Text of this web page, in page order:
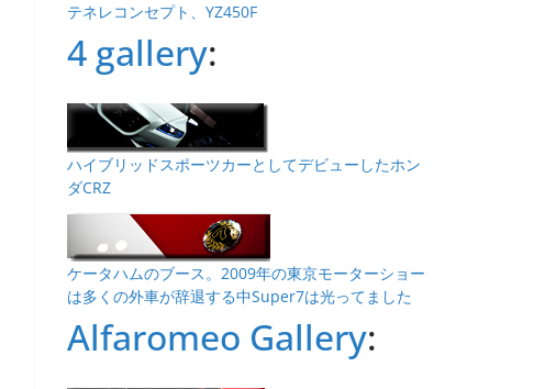
テネレコンセプト、YZ450F
4 gallery:
ハイブリッドスポーツカーとしてデビューしたホン
ダCRZ
ケータハムのブース。2009年の東京モーターショー
は多くの外車が辞退する中Super7は光ってました
Alfaromeo Gallery: